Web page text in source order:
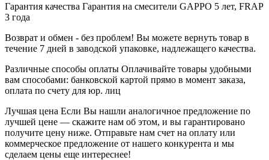
Гарантия качества Гарантия на смесители GAPPO 5 лет, FRAP
3 года
Возврат и обмен - без проблем! Вы можете вернуть товар в
течение 7 дней в заводской упаковке, надлежащего качества.
Различные способы оплаты Оплачивайте товары удобными
вам способами: банковской картой прямо в момент заказа,
оплата по счету для юр. лиц
Лучшая цена Если Вы нашли аналогичное предложение по
лучшей цене — скажите нам об этом, и вы гарантировано
получите цену ниже. Отправьте нам счет на оплату или
коммерческое предложение от нашего конкурента и мы
сделаем цены еще интереснее!